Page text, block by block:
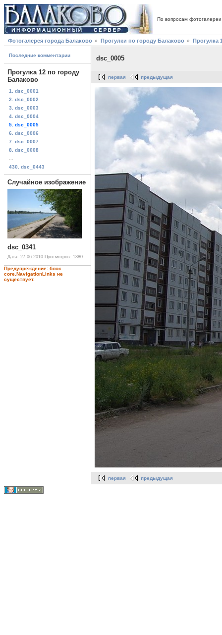
По вопросам
Фотогалерея города Балаково Прогулки по городу Балаково Прогулка
Последние комментарии
Прогулка 12 по городу
Балаково
1. dsc_0001
2. dsc_0002
3. dsc_0003
4. dsc_0004
5. dsc_0005
6. dsc_0006
7. dsc_0007
8. dsc_0008
430. dsc_0443
Случайное изображение
dsc_0341
Дата: 27.06.2010 Просмотров: 1380
Предупреждение: блок
core.NavigationLinks не
существует.
dsc_0005
первая предыдущая
первая предыдущая